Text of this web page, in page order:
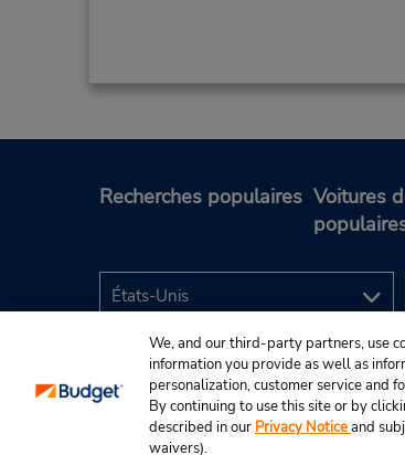
Recherches populaires Voitures
© Budget Rent A Car System, Inc., 2025.
We, and our third-party partners, use
information you provide as well as
personalization, customer service and
By continuing to use this site or by
described in our Privacy Noticeand
waivers).